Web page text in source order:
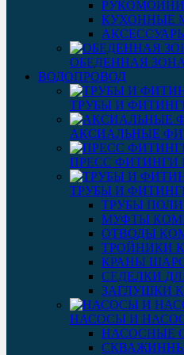
КУХОННЫЕ
ОБЕДЕННАЯ ЗОНА
ВОДОПРОВОД
ТРУБЫ И
АКСИАЛЬНЫЕ
ПРЕСС
ТРУБЫ И
ТРУБЫ
МУФТЫ
ОТВОДЫ
ТРОЙНИКИ
КРАНЫ
СЕДЕЛКИ
ЗАГЛУШКИ
НАСОСЫ И
НАСОСНЫЕ